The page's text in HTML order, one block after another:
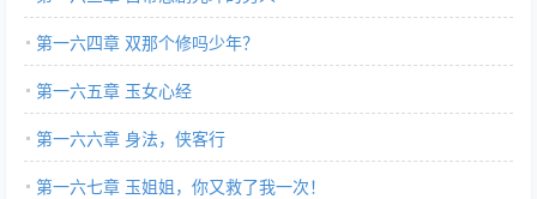
第一六四章 双那个修吗少年？
第一六五章 玉女心经
第一六六章 身法，侠客行
第一六七章 玉姐姐，你又救了我一次！